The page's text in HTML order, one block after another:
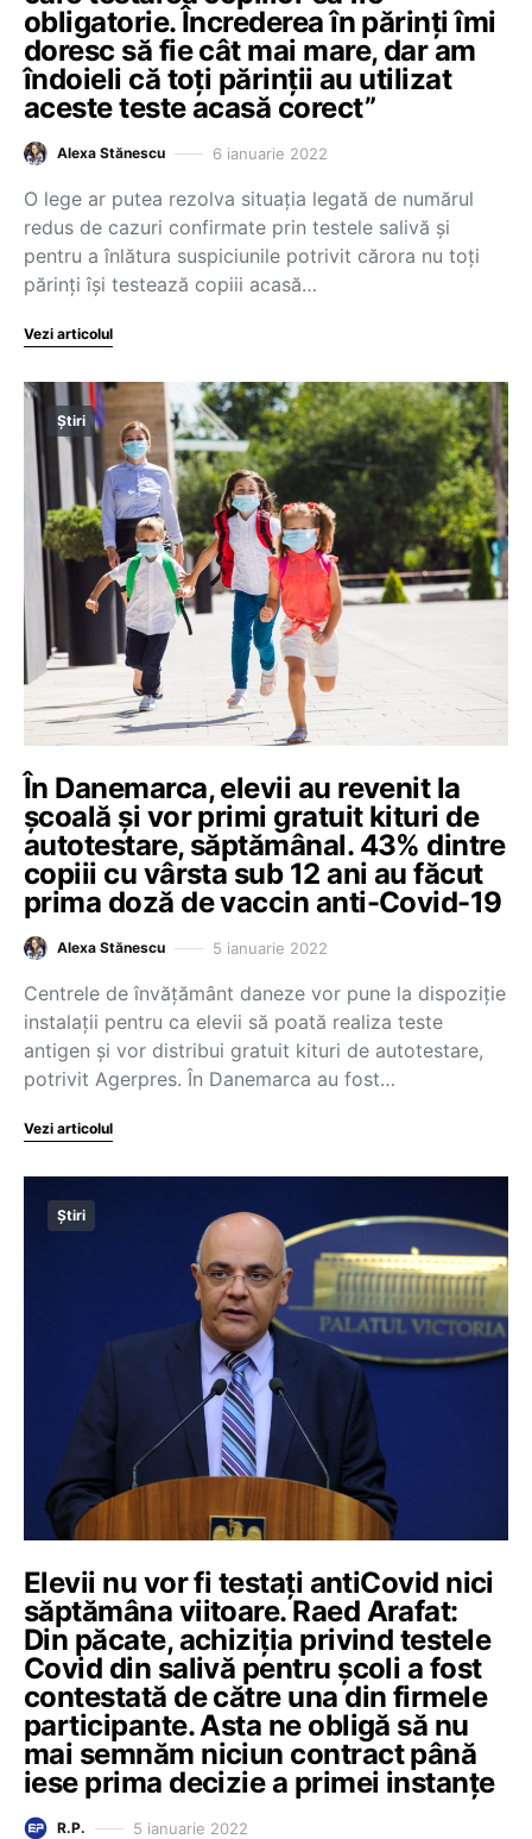
obligatorie. Încrederea în părinți îmi
doresc să fie cât mai mare, dar am
îndoieli că toți părinții au utilizat
aceste teste acasă corect”
Alexa Stănescu 6 ianuarie 2022
O lege ar putea rezolva situația legată de numărul
redus de cazuri confirmate prin testele salivă și
pentru a înlătura suspiciunile potrivit cărora nu toți
părinți își testează copiii acasă…
Vezi articolul
Știri
În Danemarca, elevii au revenit la
școală și vor primi gratuit kituri de
autotestare, săptămânal. 43% dintre
copiii cu vârsta sub 12 ani au făcut
prima doză de vaccin anti-Covid-19
Alexa Stănescu 5 ianuarie 2022
Centrele de învăţământ daneze vor pune la dispoziţie
instalaţii pentru ca elevii să poată realiza teste
antigen şi vor distribui gratuit kituri de autotestare,
potrivit Agerpres. În Danemarca au fost…
Vezi articolul
Știri
Elevii nu vor fi testați antiCovid nici
săptămâna viitoare. Raed Arafat:
Din păcate, achiziția privind testele
Covid din salivă pentru școli a fost
contestată de către una din firmele
participante. Asta ne obligă să nu
mai semnăm niciun contract până
iese prima decizie a primei instanțe
R.P. 5 ianuarie 2022